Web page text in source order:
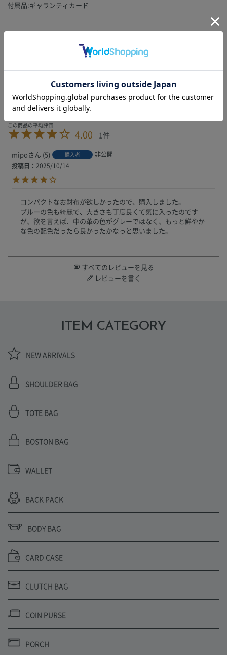
付属品:ギャランティカード
POMICE：ベージュ、ライトブラウン
BABY AZZURO：ブルー、ライトブルー
AVORIO：ベージュ
4.00 1
mipo 5 購入者
非公開
投稿日
2025/10/14
コンパクトなお財布が欲しかったので、購入しました。
ブルーの色も綺麗で、大きさも丁度良くて気に入ったのです
が、欲を言えば、中の革の色がグレーではなく、もっと鮮やか
な色の配色だったら良かったかなっと思いました。
すべてのレビューを見る
レビューを書く
ITEM CATEGORY
NEW ARRIVALS
SHOULDER BAG
TOTE BAG
BOSTON BAG
WALLET
BACK PACK
BODY BAG
CARD CASE
CLUTCH BAG
COIN PURSE
PORCH